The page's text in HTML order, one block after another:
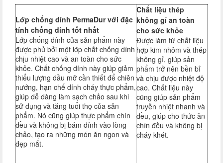
Lớp chống dính PermaDur với đặc
tính chống dính tốt nhất
Lớp chống dính của sản phẩm này
được phủ bởi một lớp chất chống dính
chịu nhiệt cao và an toàn cho sức
khỏe. Chất chống dính này giúp giảm
thiểu lượng dầu mỡ cần thiết để chiên
nướng, hạn chế dính cháy thực phẩm,
giúp dễ dàng làm sạch chảo sau khi
sử dụng và tăng tuổi thọ của sản
phẩm. Nó cũng giúp thực phẩm chín
đều và không bị bám dính vào lòng
chảo, tạo ra những món ăn ngon và
đẹp mắt.
Chất liệu thép
không gỉ an toàn
cho sức khỏe
Được làm từ chất liệu
hợp kim nhôm và thép
không gỉ, giúp sản
phẩm trở nên bền bỉ
và chịu được nhiệt độ
cao. Chất liệu này
cũng giúp sản phẩm
truyền nhiệt nhanh và
đều, giúp cho thức ăn
chín đều và không bị
cháy khét.